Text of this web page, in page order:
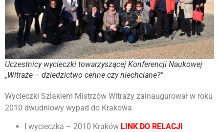
Uczestnicy wycieczki towarzyszącej Konferencji Naukowej
„Witraże – dziedzictwo cenne czy niechciane?”
Wycieczki Szlakiem Mistrzów Witraży zainaugurował w roku
2010 dwudniowy wypad do Krakowa.
I wycieczka – 2010 Kraków LINK DO RELACJI